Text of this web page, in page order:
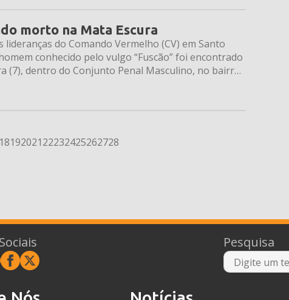
morto na Mata Escura
do Comando Vermelho (CV) em Santo
conhecido pelo vulgo “Fuscão” foi encontrado
(7), dentro do Conjunto Penal Masculino, no bairro
19202122232425262728
Pesquisa